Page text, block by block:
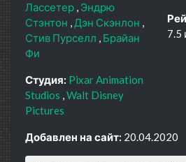
Лассетер Эндрю
Стэнтон
Дэн Скэнлон
Стив Пурселл
Брайан
Фи
Студия: Pixar Animation
Studios Walt Disney
Pictures
7.5
Добавлен на сайт: 20.04.2020